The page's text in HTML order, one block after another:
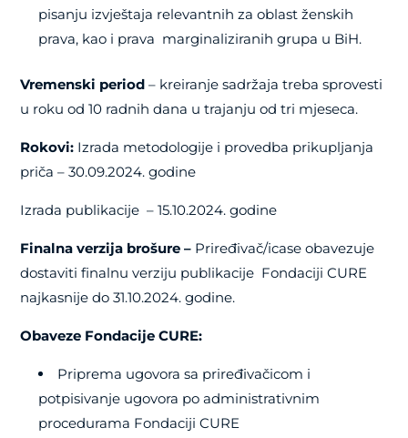
pisanju izvještaja relevantnih za oblast ženskih
prava, kao i prava marginaliziranih grupa u BiH.
Vremenski period– kreiranje sadržaja treba sprovesti
u roku od 10 radnih dana u trajanju od tri mjeseca.
Rokovi: Izrada metodologije i provedba prikupljanja
priča – 30.09.2024. godine
Izrada publikacije – 15.10.2024. godine
Finalna verzija brošure – Priređivač/icase obavezuje
dostaviti finalnu verziju publikacije Fondaciji CURE
najkasnije do 31.10.2024. godine.
Obaveze Fondacije CURE:
Priprema ugovora sa priređivačicom i
potpisivanje ugovora po administrativnim
procedurama Fondaciji CURE